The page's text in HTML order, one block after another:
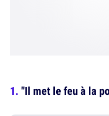
"Il met le feu à la